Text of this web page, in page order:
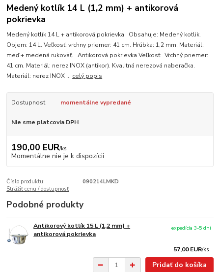
Medený kotlík 14 L (1,2 mm) + antikorová
pokrievka
Medený kotlík 14 L + antikorová pokrievka Obsahuje: Medený kotlik.
Objem: 14 L. Veľkosť: vrchny priemer: 41 cm. Hrúbka: 1,2 mm. Materiál:
meď + medená rukoväť. Antikorová pokrievka Veľkosť: Vrchný priemer:
41 cm. Materiál: nerez INOX (antikor). Kvalitná nerezová naberačka.
Materiál: nerez INOX ... celý popis
Dostupnosť momentálne vypredané
Nie sme platcovia DPH
190,00 EUR/ks
Momentálne nie je k dispozícii
Číslo produktu:
090214LMKD
Strážiť cenu / dostupnosť
Podobné produkty
Antikorový kotlík 15 L (1,2 mm) +
antikorová pokrievka
57,00 EUR/ks
expedícia 3-5 dní
Pridať do košíka